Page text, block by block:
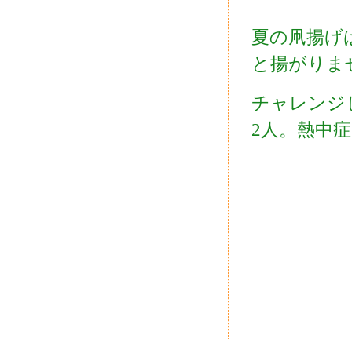
夏の凧揚げ
と揚がりま
チャレンジ
2人。熱中